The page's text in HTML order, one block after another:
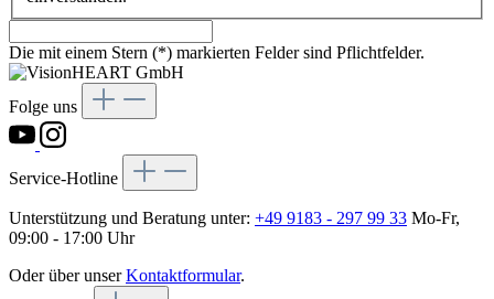
Die mit einem Stern (*) markierten Felder sind Pflichtfelder.
Folge uns
Service-Hotline
Unterstützung und Beratung unter: +49 9183 - 297 99 33 Mo-Fr,
09:00 - 17:00 Uhr
Oder über unserKontaktformular.